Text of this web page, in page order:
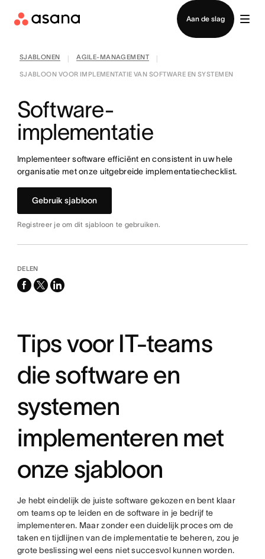
Aan de slag
Contact opnemen met verkoop
SJABLONEN AGILE-MANAGEMENT
SJABLOON VOOR IMPLEMENTATIE VAN SOFTWARE EN SYSTEMEN
Software-
implementatie
Implementeer software efficiënt en consistent in uw hele
organisatie met onze uitgebreide implementatiechecklist.
Gebruik sjabloon
Registreer je om dit sjabloon te gebruiken.
DELEN
facebook
x-
linkedin
Tips voor IT-teams
die software en
systemen
implementeren met
onze sjabloon
Je hebt eindelijk de juiste software gekozen en bent klaar
om teams op te leiden en de software in je bedrijf te
implementeren. Maar zonder een duidelijk proces om de
taken en tijdlijnen van de implementatie te beheren, zou je
grote beslissing wel eens niet succesvol kunnen worden.